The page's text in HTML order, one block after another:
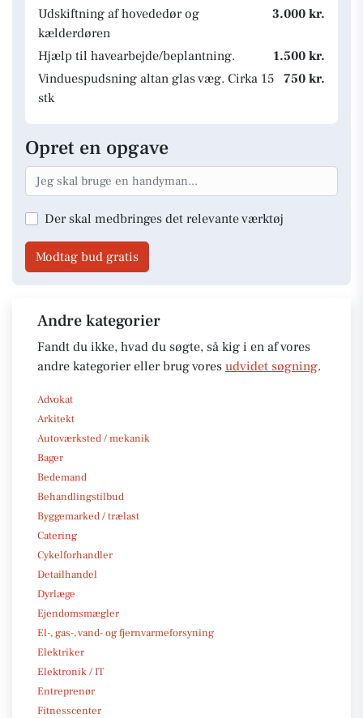
Udskiftning af hovededør og
kælderdøren
3.000 kr.
Hjælp til havearbejde/beplantning.
1.500 kr.
Vinduespudsning altan glas væg. Cirka 15
stk
750 kr.
Opret en opgave
Der skal medbringes det relevante værktøj
Modtag bud gratis
Andre kategorier
Fandt du ikke, hvad du søgte, så kig i en af vores
andre kategorier eller brug vores udvidet søgning.
Advokat
Arkitekt
Autoværksted / mekanik
Bager
Bedemand
Behandlingstilbud
Byggemarked / trælast
Catering
Cykelforhandler
Detailhandel
Dyrlæge
Ejendomsmægler
El-, gas-, vand- og fjernvarmeforsyning
Elektriker
Elektronik / IT
Entreprenør
Fitnesscenter